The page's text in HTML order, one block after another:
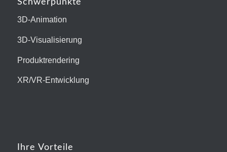
3D-Animation
3D-Visualisierung
Produktrendering
XR/VR-Entwicklung
Ihre Vorteile